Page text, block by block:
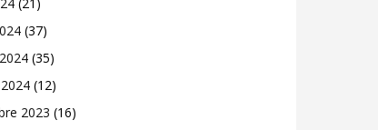
(37)
(35)
(12)
2023 (16)